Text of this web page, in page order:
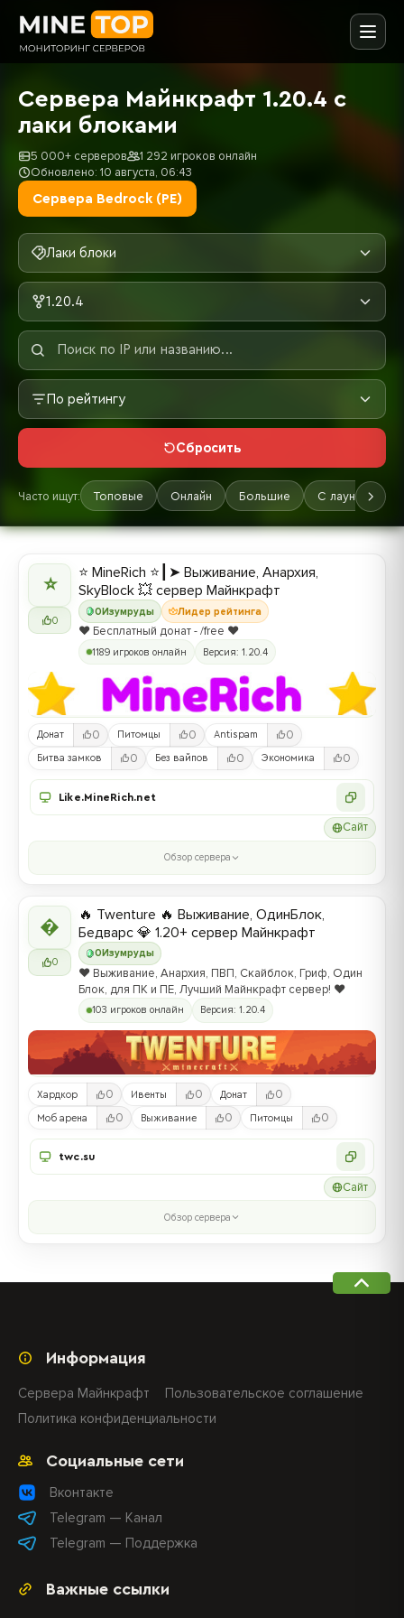
Сервера Майнкрафт 1.20.4 с
лаки блоками
5 000+ серверов
1 292 игроков онлайн
Обновлено: 10 августа, 06:43
Сервера Bedrock (PE)
Лаки блоки
1.20.4
По рейтингу
Сбросить
Часто ищут: Топовые Онлайн Большие С лаунчером
⭐
0
0Изумруды Лидер рейтинга
⭐ MineRich ⭐┃➤ Выживание, Анархия,
SkyBlock 💥 сервер Майнкрафт
❤️ Бесплатный донат - /free ❤️
1189 игроков онлайн Версия: 1.20.4
Донат 0 Питомцы 0 Antispam 0
Битва замков 0 Без вайпов 0 Экономика 0
Like.MineRich.net
Сайт
Обзор сервера

0
0 Изумруды
🔥 Twenture 🔥 Выживание, ОдинБлок,
Бедварс 💎 1.20+ сервер Майнкрафт
❤️ Выживание, Анархия, ПВП, Скайблок, Гриф, Один
Блок, для ПК и ПЕ, Лучший Майнкрафт сервер! ❤️
103 игроков онлайн Версия: 1.20.4
Хардкор 0 Ивенты 0 Донат 0
Моб арена 0 Выживание 0 Питомцы 0
twc.su
Сайт
Обзор сервера
Важные ссылки
Социальные сети
Вконтакте
Telegram — Канал
Telegram — Поддержка
Информация
Сервера Майнкрафт
Пользовательское соглашение
Политика конфиденциальности